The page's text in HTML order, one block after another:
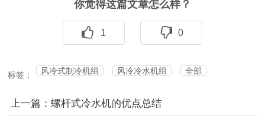
你觉得这篇文章怎么样？
1 0
标签： 风冷式制冷机组 风冷冷水机组 全部
上一篇：螺杆式冷水机的优点总结